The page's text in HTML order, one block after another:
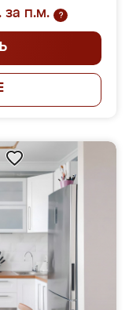
за п.м.
?